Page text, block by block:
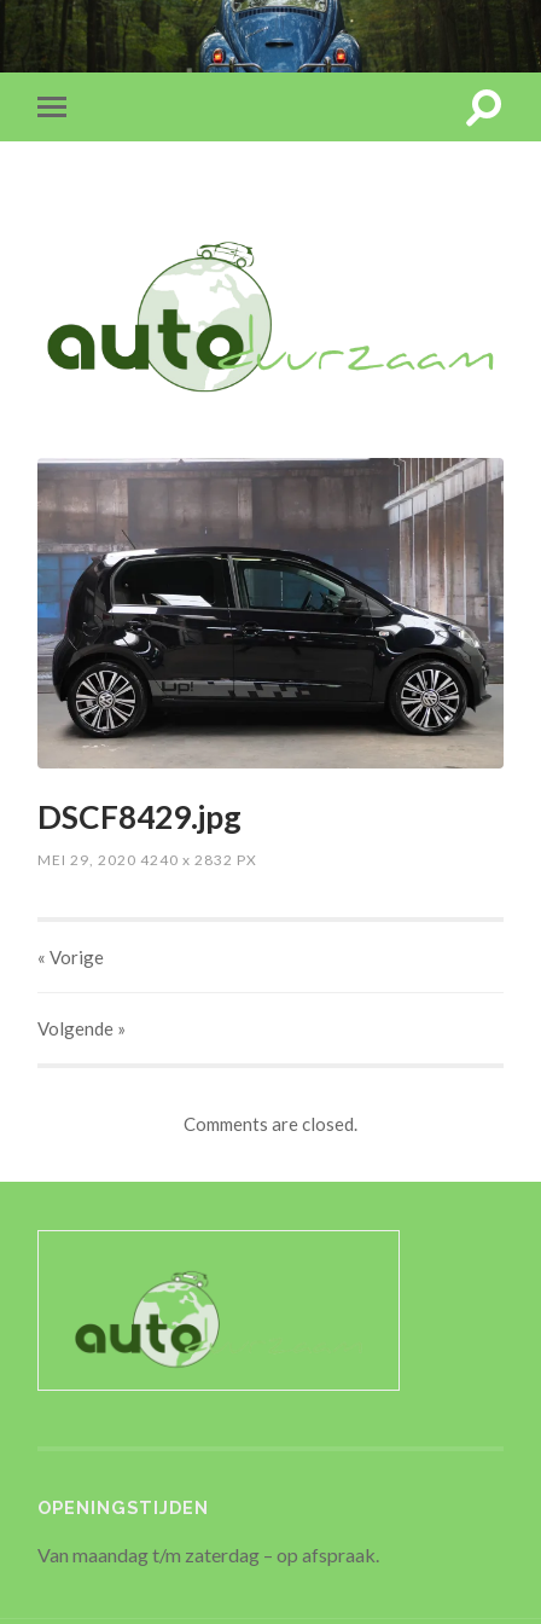
DSCF8429.jpg
MEI 29, 2020 4240x 2832 PX
« Vorige
Volgende »
Comments are closed.
OPENINGSTIJDEN
Van maandag t/m zaterdag – op afspraak.